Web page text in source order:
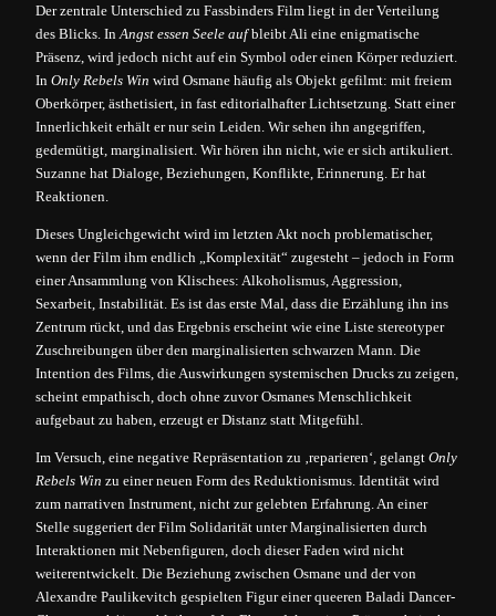
Der zentrale Unterschied zu Fassbinders Film liegt in der Verteilung
des Blicks. InAngst essen Seele aufbleibt Ali eine enigmatische
Präsenz, wird jedoch nicht auf ein Symbol oder einen Körper reduziert.
InOnly Rebels Win wird Osmane häufig als Objekt gefilmt: mit freiem
Oberkörper, ästhetisiert, in fast editorialhafter Lichtsetzung. Statt einer
Innerlichkeit erhält er nur sein Leiden. Wir sehen ihn angegriffen,
gedemütigt, marginalisiert. Wir hören ihn nicht, wie er sich artikuliert.
Suzanne hat Dialoge, Beziehungen, Konflikte, Erinnerung. Er hat
Reaktionen.
Dieses Ungleichgewicht wird im letzten Akt noch problematischer,
wenn der Film ihm endlich „Komplexität“ zugesteht – jedoch in Form
einer Ansammlung von Klischees: Alkoholismus, Aggression,
Sexarbeit, Instabilität. Es ist das erste Mal, dass die Erzählung ihn ins
Zentrum rückt, und das Ergebnis erscheint wie eine Liste stereotyper
Zuschreibungen über den marginalisierten schwarzen Mann. Die
Intention des Films, die Auswirkungen systemischen Drucks zu zeigen,
scheint empathisch, doch ohne zuvor Osmanes Menschlichkeit
aufgebaut zu haben, erzeugt er Distanz statt Mitgefühl.
Im Versuch, eine negative Repräsentation zu ‚reparieren‘, gelangtOnly
Rebels Win zu einer neuen Form des Reduktionismus. Identität wird
zum narrativen Instrument, nicht zur gelebten Erfahrung. An einer
Stelle suggeriert der Film Solidarität unter Marginalisierten durch
Interaktionen mit Nebenfiguren, doch dieser Faden wird nicht
weiterentwickelt. Die Beziehung zwischen Osmane und der von
Alexandre Paulikevitch gespielten Figur einer queeren Baladi Dancer-